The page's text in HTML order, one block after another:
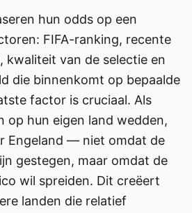
hun odds op een
FIFA-ranking, recente
kwaliteit van de selectie en
die binnenkomt op bepaalde
factor is cruciaal. Als
op hun eigen land wedden,
Engeland — niet omdat de
gestegen, maar omdat de
wil spreiden. Dit creëert
landen die relatief